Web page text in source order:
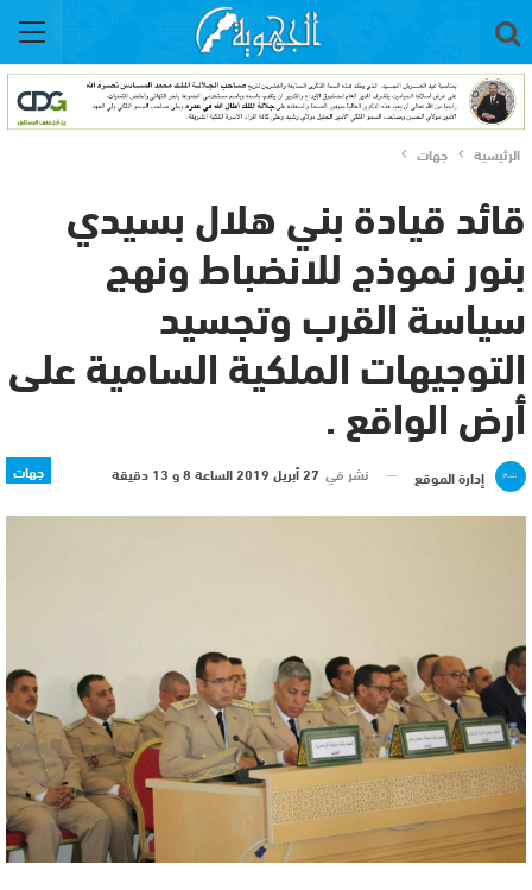
الرئيسية جهات
قائد قيادة بني هلال بسيدي
بنور نموذج للانضباط ونهج
سياسة القرب وتجسيد
التوجيهات الملكية السامية على
أرض الواقع .
جهات إدارة الموقع نشر في 27 أبريل 2019 الساعة 8 و 13 دقيقة